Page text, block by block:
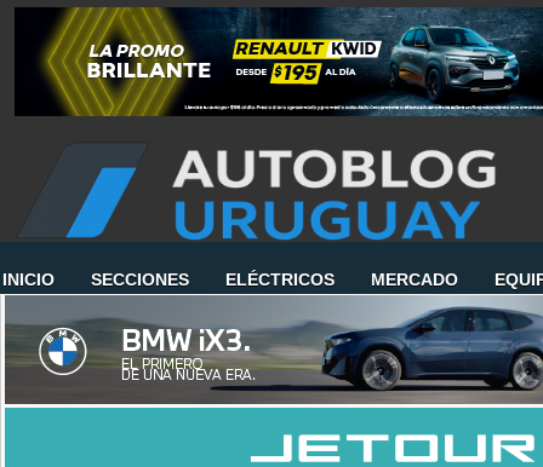
INICIO SECCIONES ELÉCTRICOS MERCADO